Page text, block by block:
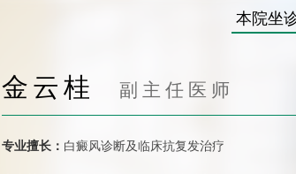
本院坐
金云桂 副主任医师
专业擅长： 白癜风诊断及临床抗复发治疗